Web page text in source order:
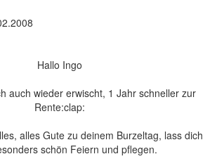
Hallo Ingo
auch wieder erwischt, 1 Jahr schneller zur
Rente:clap:
alles Gute zu deinem Burzeltag, lass dich
schön Feiern und pflegen.